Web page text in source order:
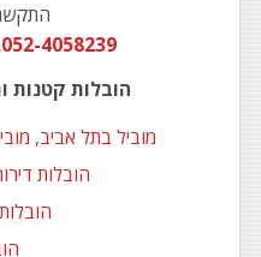
052-4058239
הובלות קטנות
מוביל בתל אביב,
הובלות